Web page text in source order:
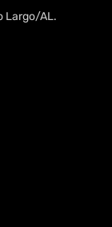
Largo/AL.